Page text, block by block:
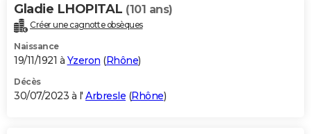
Gladie LHOPITAL (101 ans)
Créer une cagnotte obsèques
Naissance
19/11/1921 à Yzeron (Rhône)
Décès
30/07/2023 à l' Arbresle (Rhône)